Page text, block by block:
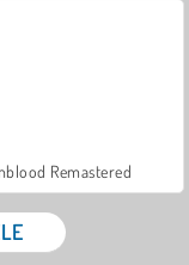
Remastered